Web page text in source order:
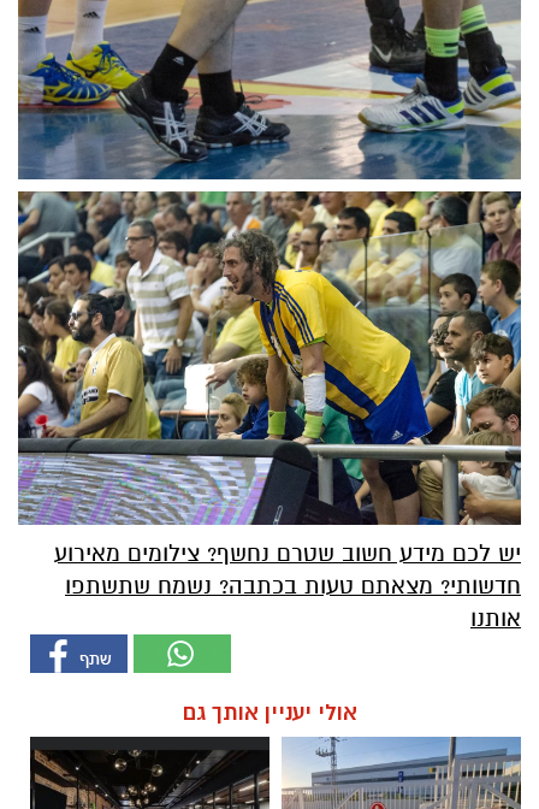
יש לכם מידע חשוב שטרם נחשף? צילומים מאירוע
חדשותי? מצאתם טעות בכתבה? נשמח שתשתפו
אותנו
אולי יעניין אותך גם